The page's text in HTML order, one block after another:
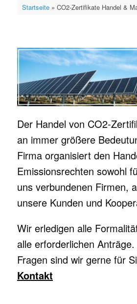
Startseite» CO2-Zertifikate Handel &
Der Handel von CO2-
an immer größere
Firma organisiert den
Emissionsrechten sowohl
uns verbundenen Firmen,
unsere Kunden und
Wir erledigen alle
alle erforderlichen
Fragen sind wir gerne für
Kontakt